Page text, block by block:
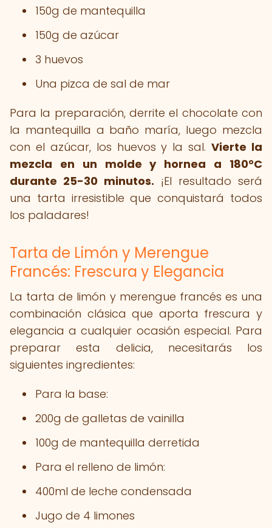
150g de mantequilla
150g de azúcar
3 huevos
Una pizca de sal de mar
Para la preparación, derrite el chocolate con
la mantequilla a baño maría, luego mezcla
con el azúcar, los huevos y la sal.Vierte la
mezcla en un molde y hornea a 180°C
durante 25-30 minutos. ¡El resultado será
una tarta irresistible que conquistará todos
los paladares!
Tarta de Limón y Merengue
Francés: Frescura y Elegancia
La tarta de limón y merengue francés es una
combinación clásica que aporta frescura y
elegancia a cualquier ocasión especial. Para
preparar esta delicia, necesitarás los
siguientes ingredientes:
Para la base:
200g de galletas de vainilla
100g de mantequilla derretida
Para el relleno de limón:
400ml de leche condensada
Jugo de 4 limones